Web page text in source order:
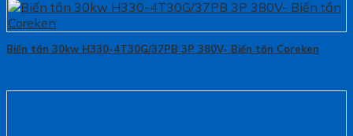
Biến tần 30kw H330-4T30G/37PB 3P 380V- Biến tần Coreken